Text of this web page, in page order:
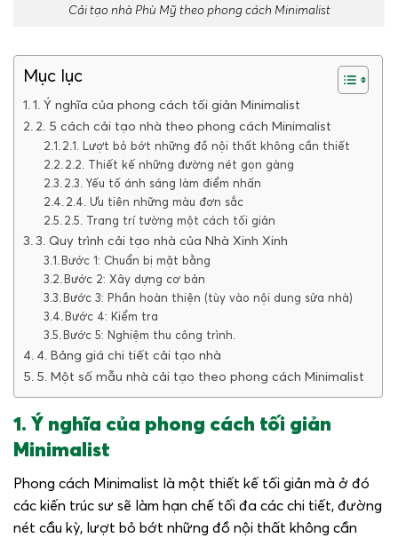
Cải tạo nhà Phù Mỹ theo phong cách Minimalist
Mục lục
1. Ý nghĩa của phong cách tối giản Minimalist
2. 5 cách cải tạo nhà theo phong cách Minimalist
2.1. Lượt bỏ bớt những đồ nội thất không cần thiết
2.2. Thiết kế những đường nét gọn gàng
2.3. Yếu tố ánh sáng làm điểm nhấn
2.4. Ưu tiên những màu đơn sắc
2.5. Trang trí tường một cách tối giản
3. Quy trình cải tạo nhà của Nhà Xinh Xinh
Bước 1: Chuẩn bị mặt bằng
Bước 2: Xây dựng cơ bản
Bước 3: Phần hoàn thiện (tùy vào nội dung sửa nhà)
Bước 4: Kiểm tra
Bước 5: Nghiệm thu công trình.
4. Bảng giá chi tiết cải tạo nhà
5. Một số mẫu nhà cải tạo theo phong cách Minimalist
1. Ý nghĩa của phong cách tối giản
Minimalist
Phong cách Minimalist là một thiết kế tối giản mà ở đó
các kiến trúc sư sẽ làm hạn chế tối đa các chi tiết, đường
nét cầu kỳ, lượt bỏ bớt những đồ nội thất không cần